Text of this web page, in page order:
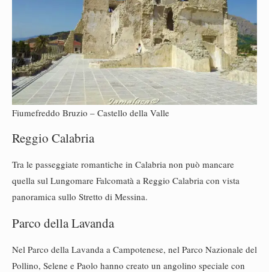
Fiumefreddo Bruzio – Castello della Valle
Reggio Calabria
Tra le passeggiate romantiche in Calabria non può mancare
quella sul Lungomare Falcomatà a Reggio Calabria con vista
panoramica sullo Stretto di Messina.
Parco della Lavanda
Nel Parco della Lavanda a Campotenese, nel Parco Nazionale del
Pollino, Selene e Paolo hanno creato un angolino speciale con